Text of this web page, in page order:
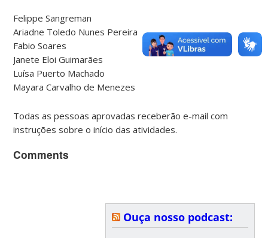
Felippe Sangreman
Ariadne Toledo Nunes Pereira
Fabio Soares
Janete Eloi Guimarães
Luísa Puerto Machado
Mayara Carvalho de Menezes
Todas as pessoas aprovadas receberão e-mail com
instruções sobre o início das atividades.
Comments
Ouça nosso podcast: